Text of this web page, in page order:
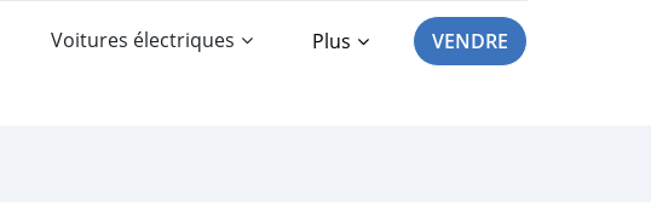
Voitures électriques Plus VENDRE